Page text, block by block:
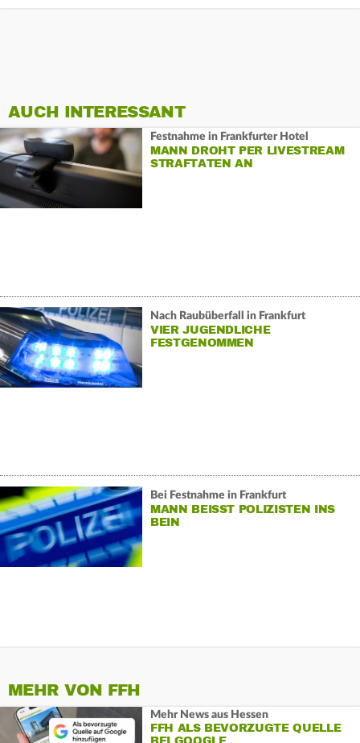
AUCH INTERESSANT
Festnahme in Frankfurter Hotel
MANN DROHT PER LIVESTREAM
STRAFTATEN AN
Nach Raubüberfall in Frankfurt
VIER JUGENDLICHE
FESTGENOMMEN
Bei Festnahme in Frankfurt
MANN BEISST POLIZISTEN INS B
EIN
MEHR VON FFH
Mehr News aus Hessen
FFH ALS BEVORZUGTE QUELLE